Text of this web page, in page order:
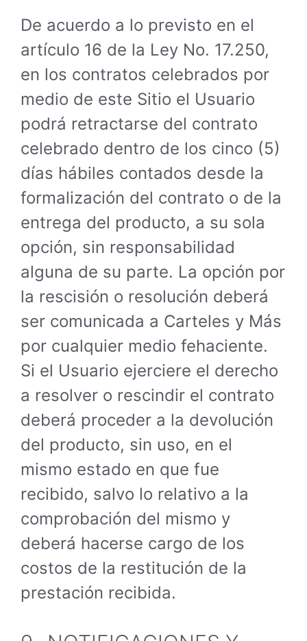
De acuerdo a lo previsto en el
artículo 16 de la Ley No. 17.250,
en los contratos celebrados por
medio de este Sitio el Usuario
podrá retractarse del contrato
celebrado dentro de los cinco (5)
días hábiles contados desde la
formalización del contrato o de la
entrega del producto, a su sola
opción, sin responsabilidad
alguna de su parte. La opción por
la rescisión o resolución deberá
ser comunicada a Carteles y Más
por cualquier medio fehaciente.
Si el Usuario ejerciere el derecho
a resolver o rescindir el contrato
deberá proceder a la devolución
del producto, sin uso, en el
mismo estado en que fue
recibido, salvo lo relativo a la
comprobación del mismo y
deberá hacerse cargo de los
costos de la restitución de la
prestación recibida.